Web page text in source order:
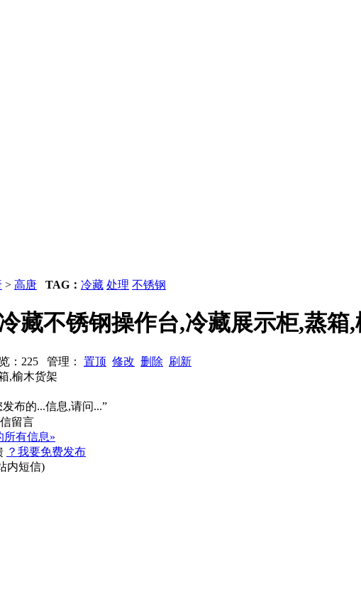
> 高唐 TAG： 冷藏 处理 不锈钢
藏不锈钢操作台,冷藏展示柜,蒸箱
：225 管理： 置顶 修改 删除 刷新
,榆木货架
布的...信息,请问...”
所有信息»
？我要免费发布
内短信)